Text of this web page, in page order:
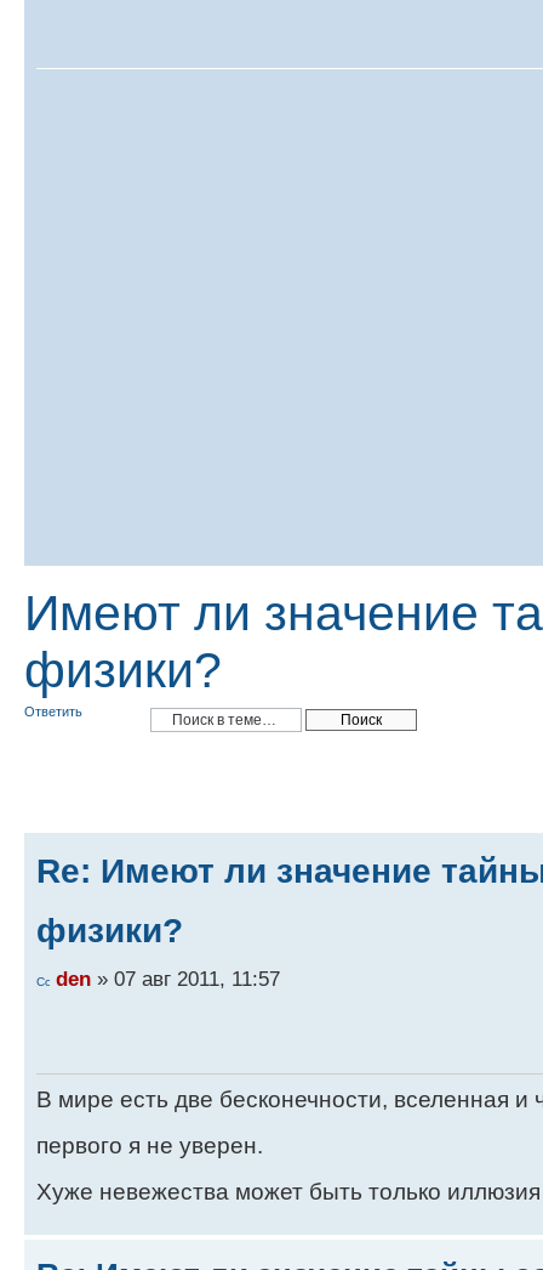
Имеют ли значение
физики?
Ответить
Re: Имеют ли значение
физики?
den » 07 авг 2011, 11:57
В мире есть две бесконечности, вселенная и
первого я не уверен.
Хуже невежества может быть только